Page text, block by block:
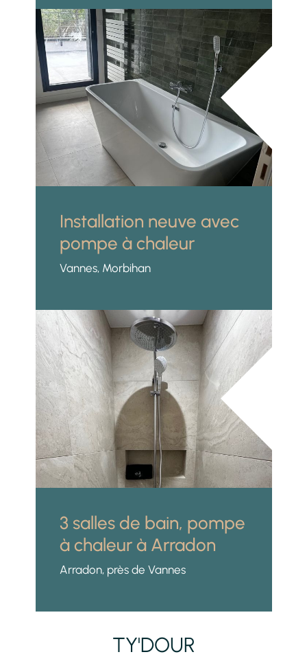
Installation neuve avec
pompe à chaleur
Vannes, Morbihan
3 salles de bain, pompe
à chaleur à Arradon
Arradon, près de Vannes
TY'DOUR